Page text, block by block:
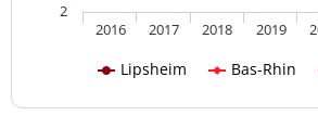
Lipsheim Bas-Rhin
2016 2017 2018 2019
2